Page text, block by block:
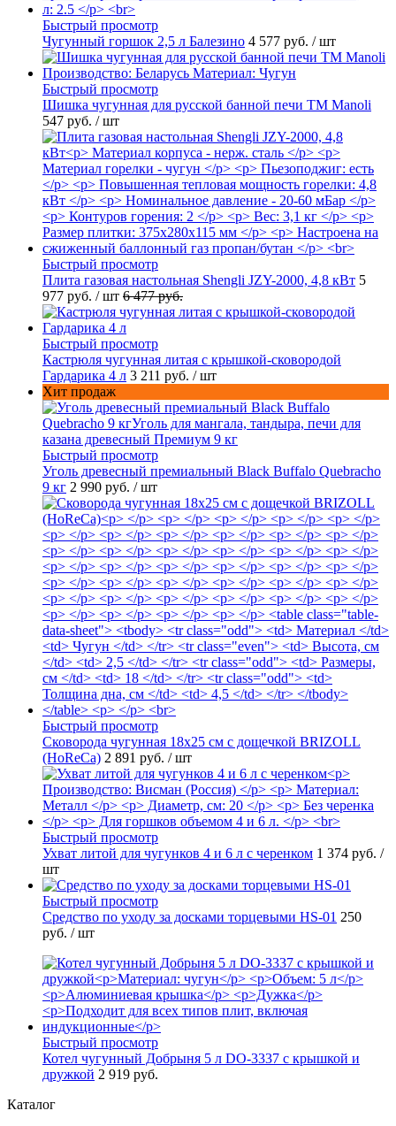
Быстрый просмотр
Чугунный горшок 2,5 л Балезино 4 577 руб. / шт
Быстрый просмотр
Шишка чугунная для русской банной печи ТМ Manoli
547 руб. / шт
Быстрый просмотр
Плита газовая настольная Shengli JZY-2000, 4,8 кВт 5
977 руб. / шт 6 477 руб.
Быстрый просмотр
Кастрюля чугунная литая с крышкой-сковородой
Гардарика 4 л 3 211 руб. / шт
Хит продаж
Быстрый просмотр
Уголь древесный премиальный Black Buffalo Quebracho
9 кг 2 990 руб. / шт
Быстрый просмотр
Сковорода чугунная 18х25 см с дощечкой BRIZOLL
(HoReCa) 2 891 руб. / шт
Быстрый просмотр
Ухват литой для чугунков 4 и 6 л с черенком 1 374 руб. /
шт
Быстрый просмотр
Средство по уходу за досками торцевыми HS-01 250
руб. / шт
Быстрый просмотр
Котел чугунный Добрыня 5 л DO-3337 с крышкой и
дружкой 2 919 руб.
Каталог